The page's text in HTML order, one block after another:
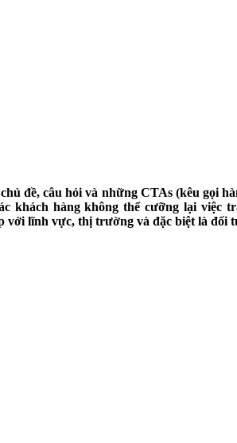
đề, câu hỏi và những CTAs (kêu gọi
khách hàng không thể cưỡng lại việc
với lĩnh vực, thị trường và đặc biệt là đối